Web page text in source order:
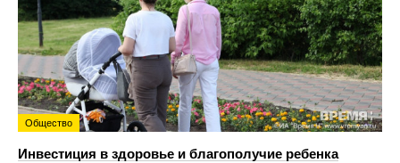
Общество
Инвестиция в здоровье и благополучие ребенка